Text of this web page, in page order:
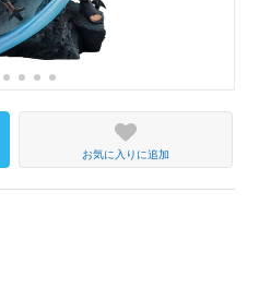
お気に入りに追加